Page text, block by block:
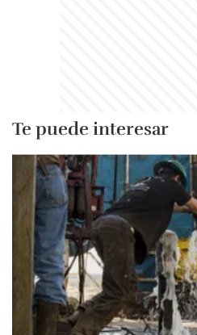
Te puede interesar